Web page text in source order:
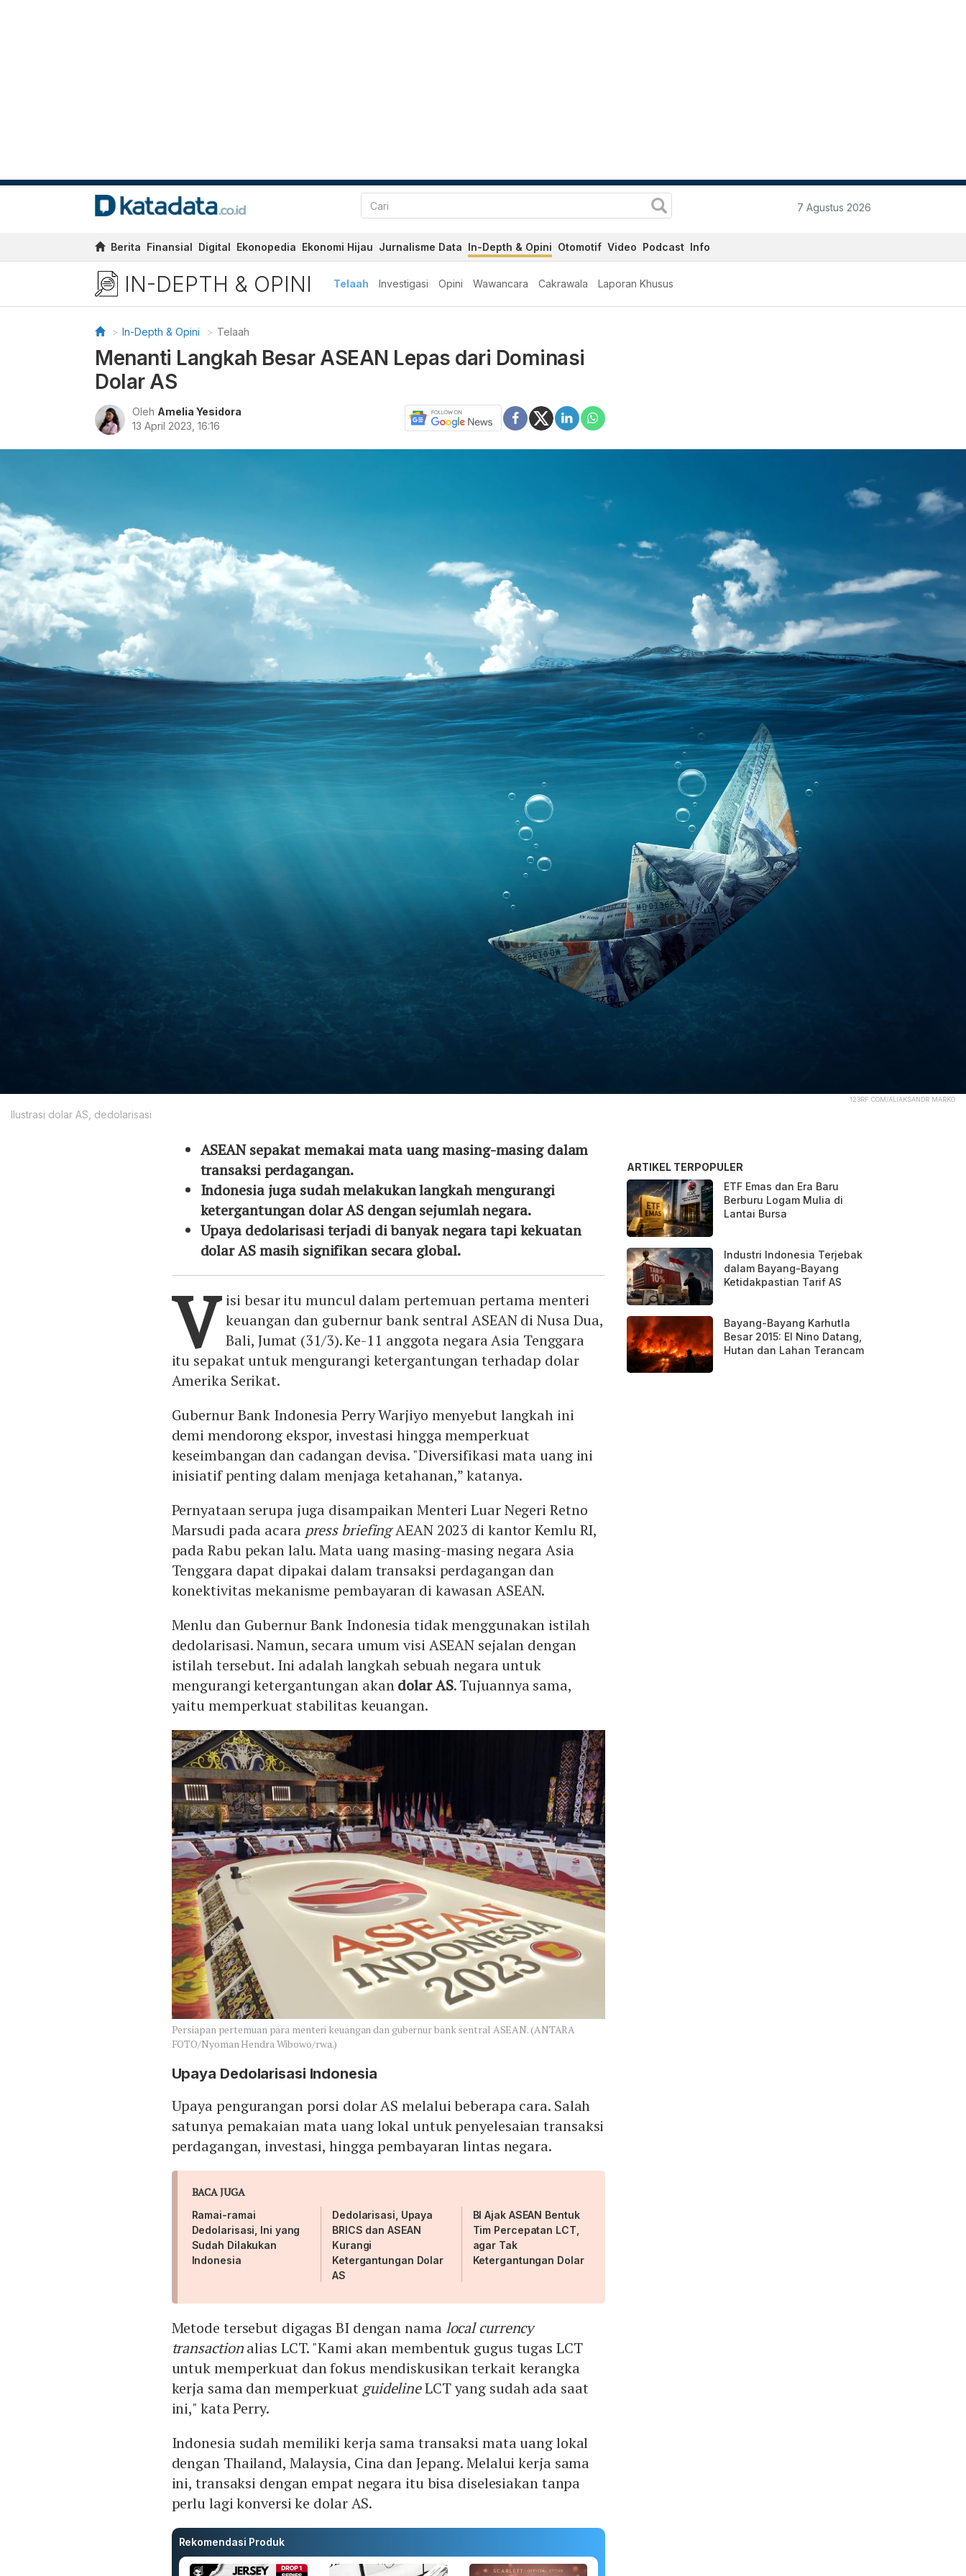
7 Agustus 2026
Berita Finansial Digital Ekonopedia Ekonomi Hijau Jurnalisme Data In-Depth & Opini Otomotif Video Podcast Info
IN-DEPTH & OPINI Telaah Investigasi Opini Wawancara Cakrawala Laporan Khusus
In-Depth & Opini Telaah
Menanti Langkah Besar ASEAN Lepas dari Dominasi
Dolar AS
Oleh Amelia Yesidora
13 April 2023, 16:16
123RF.COM/ALIAKSANDR MARKO
Ilustrasi dolar AS, dedolarisasi
ASEAN sepakat memakai mata uang masing-masing dalam
transaksi perdagangan.
Indonesia juga sudah melakukan langkah mengurangi
ketergantungan dolar AS dengan sejumlah negara.
Upaya dedolarisasi terjadi di banyak negara tapi kekuatan
dolar AS masih signifikan secara global.
V isi besar itu muncul dalam pertemuan pertama menteri
keuangan dan gubernur bank sentral ASEAN di Nusa Dua,
Bali, Jumat (31/3). Ke-11 anggota negara Asia Tenggara
itu sepakat untuk mengurangi ketergantungan terhadap dolar
Amerika Serikat.
Gubernur Bank Indonesia Perry Warjiyo menyebut langkah ini
demi mendorong ekspor, investasi hingga memperkuat
keseimbangan dan cadangan devisa. "Diversifikasi mata uang ini
inisiatif penting dalam menjaga ketahanan,” katanya.
Pernyataan serupa juga disampaikan Menteri Luar Negeri Retno
Marsudi pada acara press briefingAEAN 2023 di kantor Kemlu RI,
pada Rabu pekan lalu. Mata uang masing-masing negara Asia
Tenggara dapat dipakai dalam transaksi perdagangan dan
konektivitas mekanisme pembayaran di kawasan ASEAN.
Menlu dan Gubernur Bank Indonesia tidak menggunakan istilah
dedolarisasi. Namun, secara umum visi ASEAN sejalan dengan
istilah tersebut. Ini adalah langkah sebuah negara untuk
mengurangi ketergantungan akandolar AS. Tujuannya sama,
yaitu memperkuat stabilitas keuangan.
Persiapan pertemuan para menteri keuangan dan gubernur bank sentral ASEAN. (ANTARA
FOTO/Nyoman Hendra Wibowo/rwa.)
Upaya Dedolarisasi Indonesia
Upaya pengurangan porsi dolar AS melalui beberapa cara. Salah
satunya pemakaian mata uang lokal untuk penyelesaian transaksi
perdagangan, investasi, hingga pembayaran lintas negara.
BACA JUGA
Ramai-ramai
Dedolarisasi, Ini yang
Sudah Dilakukan
Indonesia
Dedolarisasi, Upaya
BRICS dan ASEAN
Kurangi
Ketergantungan Dolar
AS
BI Ajak ASEAN Bentuk
Tim Percepatan LCT,
agar Tak
Ketergantungan Dolar
Metode tersebut digagas BI dengan nama local currency
transactionalias LCT. "Kami akan membentuk gugus tugas LCT
untuk memperkuat dan fokus mendiskusikan terkait kerangka
kerja sama dan memperkuat guidelineLCT yang sudah ada saat
ini," kata Perry.
Indonesia sudah memiliki kerja sama transaksi mata uang lokal
dengan Thailand, Malaysia, Cina dan Jepang. Melalui kerja sama
ini, transaksi dengan empat negara itu bisa diselesiakan tanpa
perlu lagi konversi ke dolar AS.
Rekomendasi Produk
ARTIKEL TERPOPULER
ETF Emas dan Era Baru
Berburu Logam Mulia di
Lantai Bursa
Industri Indonesia Terjebak
dalam Bayang-Bayang
Ketidakpastian Tarif AS
Bayang-Bayang Karhutla
Besar 2015: El Nino Datang,
Hutan dan Lahan Terancam